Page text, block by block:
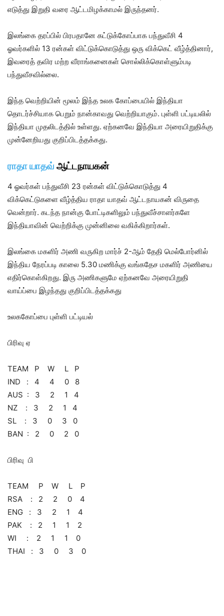
எடுத்து இறுதி வரை ஆட்டமிழக்காமல் இருந்தனர்.
இலங்கை தரப்பில் பிரபதானே கட்டுக்கோப்பாக பந்துவீசி 4
ஓவர்களில் 13 ரன்கள் விட்டுக்கொடுத்து ஒரு விக்கெட் வீழ்த்தினார்,
இவரைத் தவிர மற்ற வீராங்கனைகள் சொல்லிக்கொள்ளும்படி
பந்துவீசவில்லை.
இந்த வெற்றியின் மூலம் இந்த உலக கோப்பையில் இந்தியா
தொடர்ச்சியாக பெறும் நான்காவது வெற்றியாகும். புள்ளி பட்டியலில்
இந்தியா முதலிடத்தில் உள்ளது. ஏற்கனவே இந்தியா அரையிறுதிக்கு
முன்னேறியது குறிப்பிடத்தக்கது.
ராதா யாதவ் ஆட்டநாயகன்
4 ஓவர்கள் பந்துவீசி 23 ரன்கள் விட்டுக்கொடுத்து 4
விக்கெட்டுகளை வீழ்த்திய ராதா யாதவ் ஆட்டநாயகன் விருதை
வென்றார். கடந்த நான்கு போட்டிகளிலும் பந்துவீச்சாளர்களே
இந்தியாவின் வெற்றிக்கு முன்னிலை வகிக்கிறார்கள்.
இலங்கை மகளிர் அணி வருகிற மார்ச் 2-ஆம் தேதி மெல்போர்னில்
இந்திய நேரப்படி காலை 5.30 மணிக்கு வங்கதேச மகளிர் அணியை
எதிர்கொள்கிறது. இரு அணிகளுமே ஏற்கனவே அரையிறுதி
வாய்ப்பை இழந்தது குறிப்பிடத்தக்கது
உலககோப்பை புள்ளி பட்டியல்
பிரிவு ஏ
TEAM P W L P
IND : 4 4 0 8
AUS : 3 2 1 4
NZ : 3 2 1 4
SL : 3 0 3 0
BAN : 2 0 2 0
பிரிவு பி
TEAM P W L P
RSA : 2 2 0 4
ENG : 3 2 1 4
PAK : 2 1 1 2
WI : 2 1 1 0
THAI : 3 0 3 0